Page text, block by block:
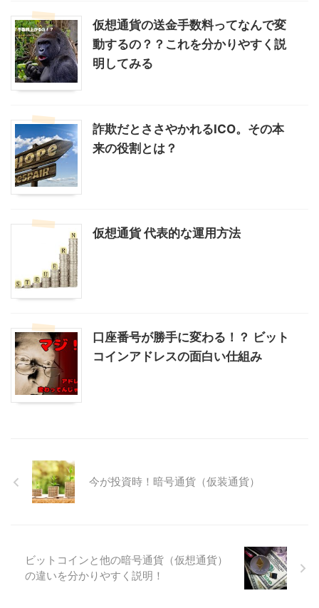
仮想通貨の送金手数料ってなんで変
動するの？？これを分かりやすく説
明してみる
詐欺だとささやかれるICO。その本
来の役割とは？
仮想通貨 代表的な運用方法
口座番号が勝手に変わる！？ ビット
コインアドレスの面白い仕組み
今が投資時！暗号通貨（仮装通貨）
ビットコインと他の暗号通貨（仮想通貨）
の違いを分かりやすく説明！